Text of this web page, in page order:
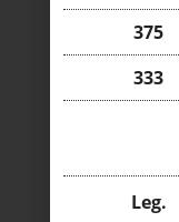
375
333
Leg.